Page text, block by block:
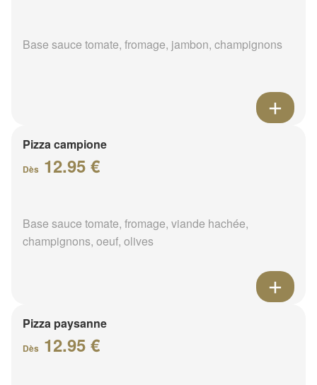
Base sauce tomate, fromage, jambon, champignons
Pizza campione
Dès 12.95 €
Base sauce tomate, fromage, viande hachée,
champignons, oeuf, olives
Pizza paysanne
Dès 12.95 €